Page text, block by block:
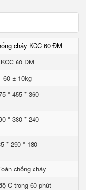
cháy KCC 60 ĐM
KCC 60 ĐM
60 ± 10kg
* 455 * 360
* 380 * 240
* 290 * 180
chống cháy
C trong 60 phút